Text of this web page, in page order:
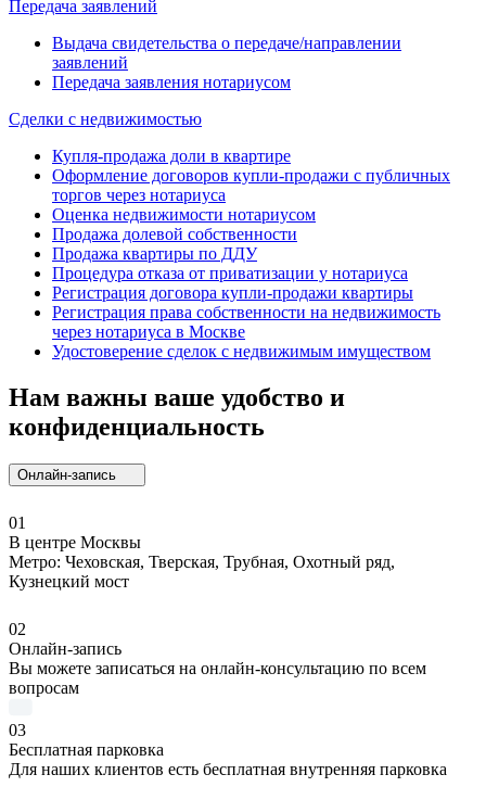
Передача заявлений
Выдача свидетельства о передаче/направлении
заявлений
Передача заявления нотариусом
Сделки с недвижимостью
Купля-продажа доли в квартире
Оформление договоров купли-продажи с публичных
торгов через нотариуса
Оценка недвижимости нотариусом
Продажа долевой собственности
Продажа квартиры по ДДУ
Процедура отказа от приватизации у нотариуса
Регистрация договора купли-продажи квартиры
Регистрация права собственности на недвижимость
через нотариуса в Москве
Удостоверение сделок с недвижимым имуществом
Нам важны ваше удобство и
конфиденциальность
Онлайн-запись
01
В центре Москвы
Метро: Чеховская, Тверская, Трубная, Охотный ряд,
Кузнецкий мост
02
Онлайн-запись
Вы можете записаться на онлайн-консультацию по всем
вопросам
03
Бесплатная парковка
Для наших клиентов есть бесплатная внутренняя парковка